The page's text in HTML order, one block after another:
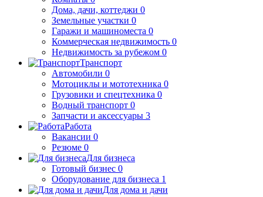
Дома, дачи, коттеджи 0
Земельные участки 0
Гаражи и машиноместа 0
Коммерческая недвижимость 0
Недвижимость за рубежом 0
Транспорт
Автомобили 0
Мотоциклы и мототехника 0
Грузовики и спецтехника 0
Водный транспорт 0
Запчасти и аксессуары 3
Работа
Вакансии 0
Резюме 0
Для бизнеса
Готовый бизнес 0
Оборудование для бизнеса 1
Для дома и дачи